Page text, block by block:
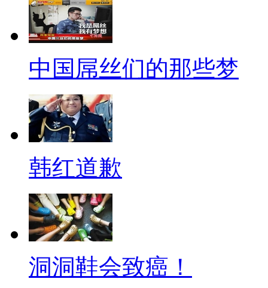
和城管“分享”梦想后，东西被
经验，为正式出发做好准备。
公务员升职潜规则
近日，一份《女公务员自曝
传。其中包括必须有一个圈子
务员就已经很不容易了，弄懂
土壤重金属污染地图
目前，中国正在建立涵盖81
作将有助于摸清我国土壤重金
1994～1995年土壤采样相比，
区扩散
中国屌丝们的那些梦
韩红道歉
洞洞鞋会致癌！